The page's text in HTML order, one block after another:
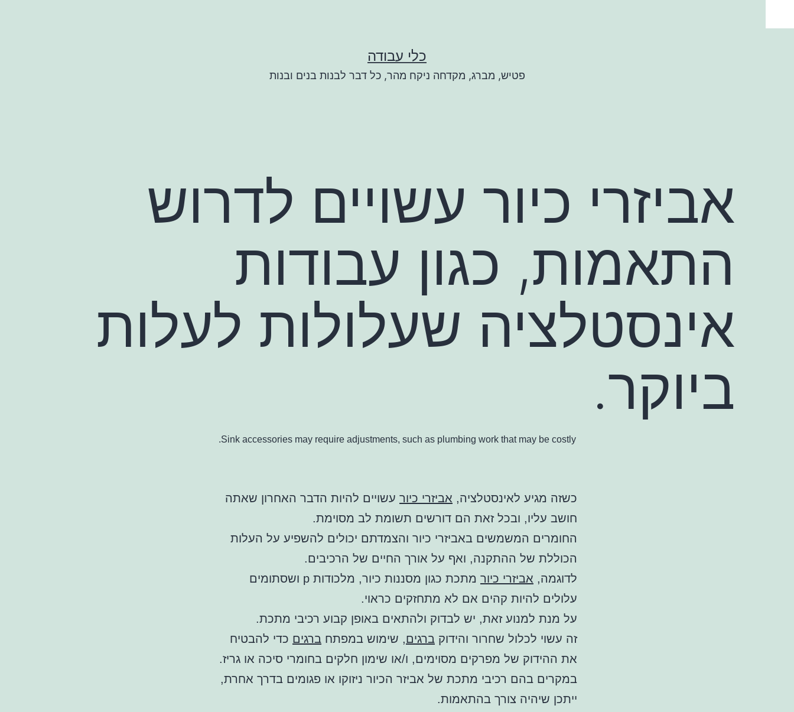
לתוכן
כלי עבודה
פטיש, מברג, מקדחה ניקח מהר, כל דבר לבנות בנים ובנות
אביזרי כיור עשויים לדרוש
התאמות, כגון עבודות
אינסטלציה שעלולות לעלות
ביוקר.
Sink accessories may require adjustments, such as plumbing work that may be costly.
כשזה מגיע לאינסטלציה, אביזרי כיור עשויים להיות הדבר האחרון שאתה
חושב עליו, ובכל זאת הם דורשים תשומת לב מסוימת.
החומרים המשמשים באביזרי כיור והצמדתם יכולים להשפיע על העלות
הכוללת של ההתקנה, ואף על אורך החיים של הרכיבים.
לדוגמה, אביזרי כיור
מתכת כגון מסננות כיור, מלכודות p ושסתומים
עלולים להיות קהים אם לא מתחזקים כראוי.
על מנת למנוע זאת, יש לבדוק ולהתאים באופן קבוע רכיבי מתכת.
זה עשוי לכלול שחרור והידוק ברגים, שימוש במפתח ברגים כדי להבטיח
את ההידוק של מפרקים מסוימים, ו/או שימון חלקים בחומרי סיכה או גריז.
במקרים בהם רכיבי מתכת של אביזר הכיור ניזוקו או פגומים בדרך אחרת,
ייתכן שיהיה צורך בהתאמות.